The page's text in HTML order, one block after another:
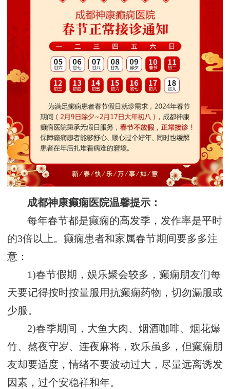
成都神康癫痫医院温馨提示：
每年春节都是癫痫的高发季，发作率是平时
的3倍以上。癫痫患者和家属春节期间要多多注
意：
1)春节假期，娱乐聚会较多，癫痫朋友们每
天要记得按时按量服用抗癫痫药物，切勿漏服或
少服。
2)春季期间，大鱼大肉、烟酒咖啡、烟花爆
竹、熬夜守岁、连夜麻将，欢乐虽多，但癫痫朋
友却要适度，情绪不要波动过大，尽量远离诱发
因素，过个安稳祥和年。